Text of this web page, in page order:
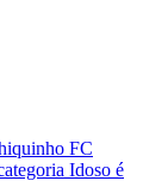
FC
Idoso é